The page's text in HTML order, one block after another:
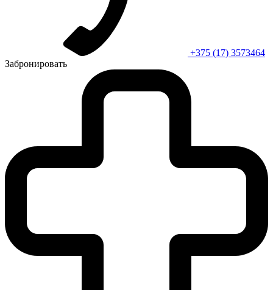
+375 (17) 3573464
Забронировать